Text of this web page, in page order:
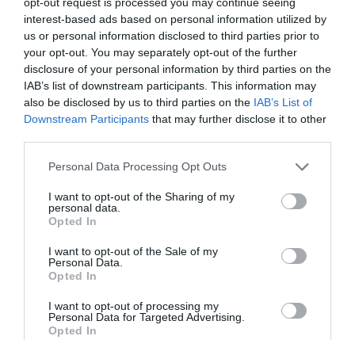
interest-based ads based on personal information utilized by
us or personal information disclosed to third parties prior to
your opt-out. You may separately opt-out of the further
disclosure of your personal information by third parties on the
IAB’s list of downstream participants. This information may
also be disclosed by us to third parties on the IAB’s List of
Downstream Participants that may further disclose it to other
Personal Data Processing Opt Outs
I want to opt-out of the Sharing of my
personal data.
Opted In
I want to opt-out of the Sale of my
Personal Data.
Opted In
I want to opt-out of processing my
Personal Data for Targeted Advertising.
Opted In
Travel in Style: Τι να βάλετε στη
βαλίτσα σας ανάλογα με τον